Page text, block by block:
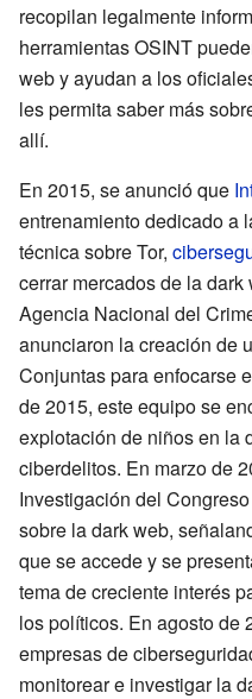
recopilan legalmente
herramientas OSINT
web y ayudan a los
les permita saber más
allí.
En 2015, se anunció que
entrenamiento dedicado a
técnica sobre Tor,
cerrar mercados de la
Agencia Nacional del
anunciaron la creación de
Conjuntas para enfocarse
de 2015, este equipo se
explotación de niños en la
ciberdelitos. En marzo de
Investigación del
sobre la dark web,
que se accede y se
tema de creciente interés
los políticos. En agosto de
empresas de
monitorear e investigar la